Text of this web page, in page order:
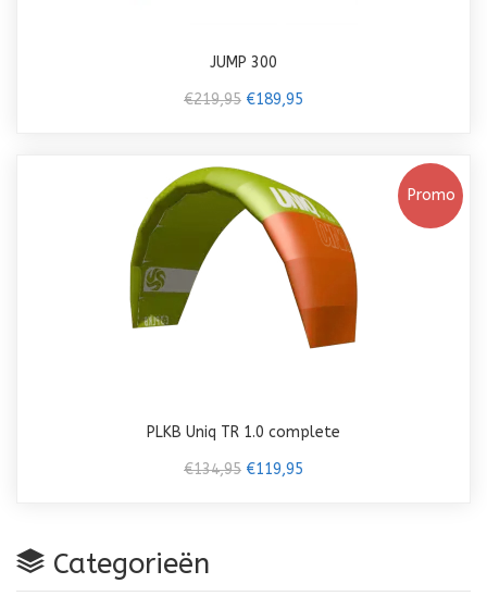
JUMP 300
€219,95 €189,95
Promo
PLKB Uniq TR 1.0 complete
€134,95 €119,95
Categorieën